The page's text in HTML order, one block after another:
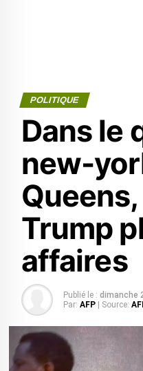
POLITIQUE
Dans le
new-
Trump
affaires
Publié le : dimanche
Par: AFP | Source: